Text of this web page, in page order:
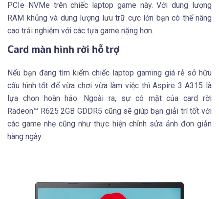
PCIe NVMe trên chiếc laptop game này. Với dung lượng
RAM khủng và dung lượng lưu trữ cực lớn bạn có thể nâng
cao trải nghiệm với các tựa game nặng hơn.
Card màn hình rời hỗ trợ
Nếu bạn đang tìm kiếm chiếc laptop gaming giá rẻ sở hữu
cấu hình tốt để vừa chơi vừa làm việc thì Aspire 3 A315 là
lựa chọn hoàn hảo. Ngoài ra, sự có mặt của card rời
Radeon™ R625 2GB GDDR5 cũng sẽ giúp bạn giải trí tốt với
các game nhẹ cũng như thực hiện chỉnh sửa ảnh đơn giản
hàng ngày.